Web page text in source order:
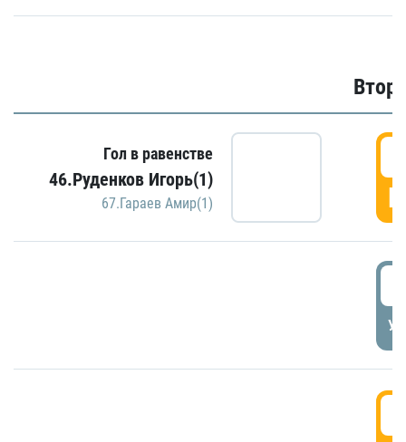
Гол в равенстве
46.Руденков Игорь(1)
67.Гараев Амир(1)